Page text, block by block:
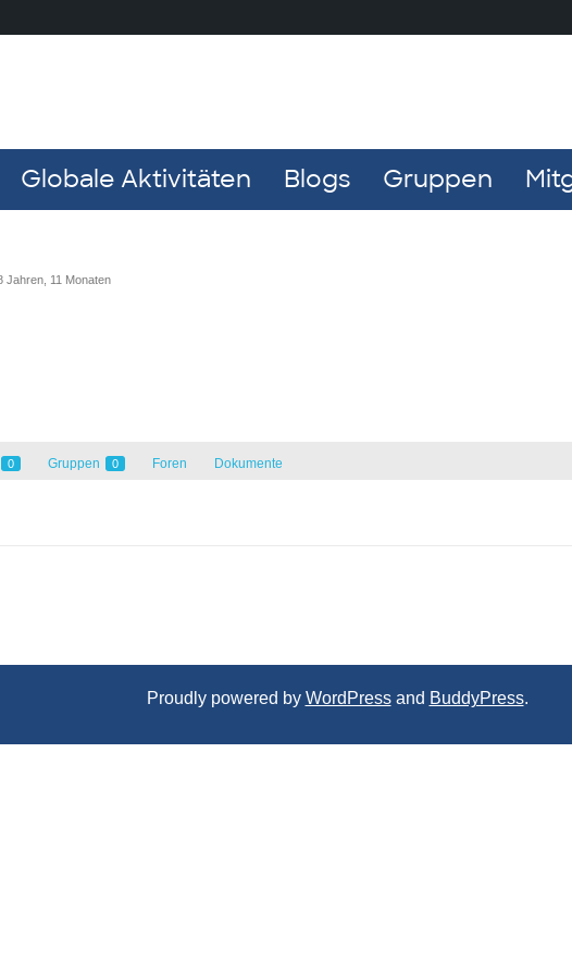
Globale Aktivitäten Blogs Gruppen
Jahren, 11 Monaten
0 Gruppen 0 Foren Dokumente
Proudly powered by WordPressand BuddyPress.